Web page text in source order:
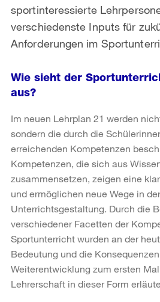
sportinteressierte
verschiedenste Inputs für
Anforderungen im
Wie sieht der
aus?
Im neuen Lehrplan 21 werden
sondern die durch die
erreichenden Kompetenzen
Kompetenzen, die sich aus
zusammensetzen, zeigen eine
und ermöglichen neue Wege in der
Unterrichtsgestaltung. Durch die
verschiedener Facetten der
Sportunterricht wurden an der
Bedeutung und die
Weiterentwicklung zum ersten
Lehrerschaft in dieser Form